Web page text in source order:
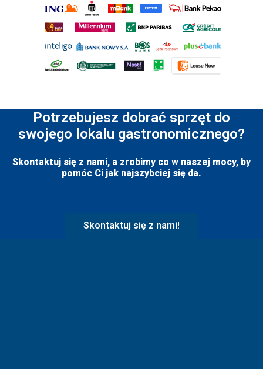
Potrzebujesz dobrać sprzęt do
swojego lokalu gastronomicznego?
Skontaktuj się z nami, a zrobimy co w naszej mocy, by
pomóc Ci jak najszybciej się da.
Skontaktuj się z nami!